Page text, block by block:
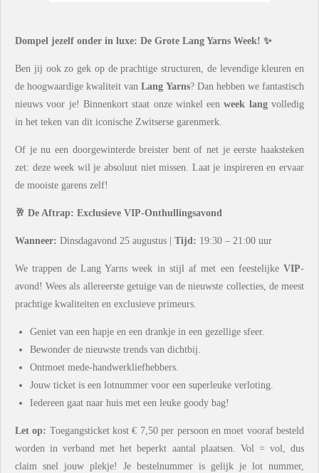
Dompel jezelf onder in luxe: De Grote Lang Yarns Week! ✨
Ben jij ook zo gek op de prachtige structuren, de levendige kleuren en
de hoogwaardige kwaliteit vanLang Yarns? Dan hebben we fantastisch
nieuws voor je! Binnenkort staat onze winkel eenweek langvolledig
in het teken van dit iconische Zwitserse garenmerk.
Of je nu een doorgewinterde breister bent of net je eerste haaksteken
zet: deze week wil je absoluut niet missen. Laat je inspireren en ervaar
de mooiste garens zelf!
🥂 De Aftrap: Exclusieve VIP-Onthullingsavond
Wanneer: Dinsdagavond 25 augustus | Tijd: 19:30 – 21:00 uur
We trappen de Lang Yarns week in stijl af met een feestelijke VIP-
avond! Wees als allereerste getuige van de nieuwste collecties, de meest
prachtige kwaliteiten en exclusieve primeurs.
Geniet van een hapje en een drankje in een gezellige sfeer.
Bewonder de nieuwste trends van dichtbij.
Ontmoet mede-handwerkliefhebbers.
Jouw ticket is een lotnummer voor een superleuke verloting.
Iedereen gaat naar huis met een leuke goody bag!
Let op: Toegangsticket kost € 7,50 per persoon en moet vooraf besteld
worden in verband met het beperkt aantal plaatsen. Vol = vol, dus
claim snel jouw plekje! Je bestelnummer is gelijk je lot nummer,